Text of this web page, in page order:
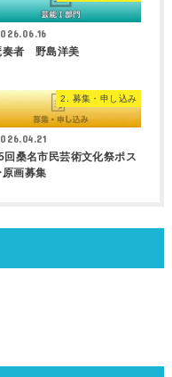
奏者 野島洋美
2. 募集・申し込み
回桑名市民芸術文化祭ポス
原画募集